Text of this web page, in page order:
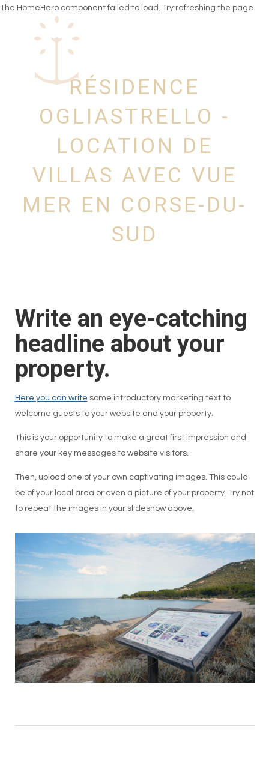
Villa's te huur met zeezicht in Zuid-Corsica
PRIJZEN
PLAN
OMGEVING
Huurvoorwaarden
Ogliastrello Residence – Villa te huur met
The HomeHero component failed to load. Try refreshing the page.
RÉSIDENCE
OGLIASTRELLO -
LOCATION DE
VILLAS AVEC VUE
MER EN CORSE-DU-
SUD
Write an eye-catching
headline about your
property.
Here you can write some introductory marketing text to
welcome guests to your website and your property.
This is your opportunity to make a great first impression and
share your key messages to website visitors.
Then, upload one of your own captivating images. This could
be of your local area or even a picture of your property. Try not
to repeat the images in your slideshow above.